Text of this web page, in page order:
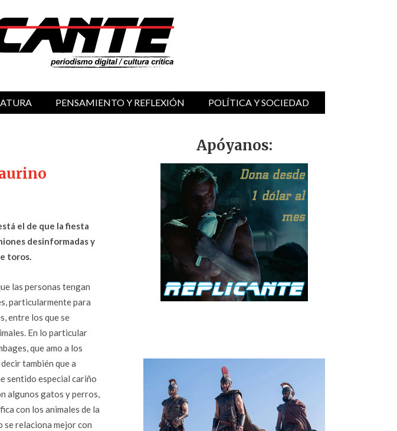
PENSAMIENTO Y REFLEXIÓN POLÍTICA Y SOCIEDAD
el de que la fiesta
desinformadas y
toros.
las personas tengan
particularmente para
entre los que se
En lo particular
que amo a los
también que a
sentido especial cariño
algunos gatos y perros,
con los animales de la
se relaciona mejor con
Apóyanos: